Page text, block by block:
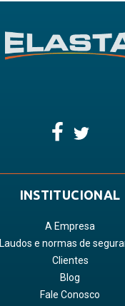
INSTITUCIONAL
A Empresa
Laudos e normas de
Clientes
Blog
Fale Conosco